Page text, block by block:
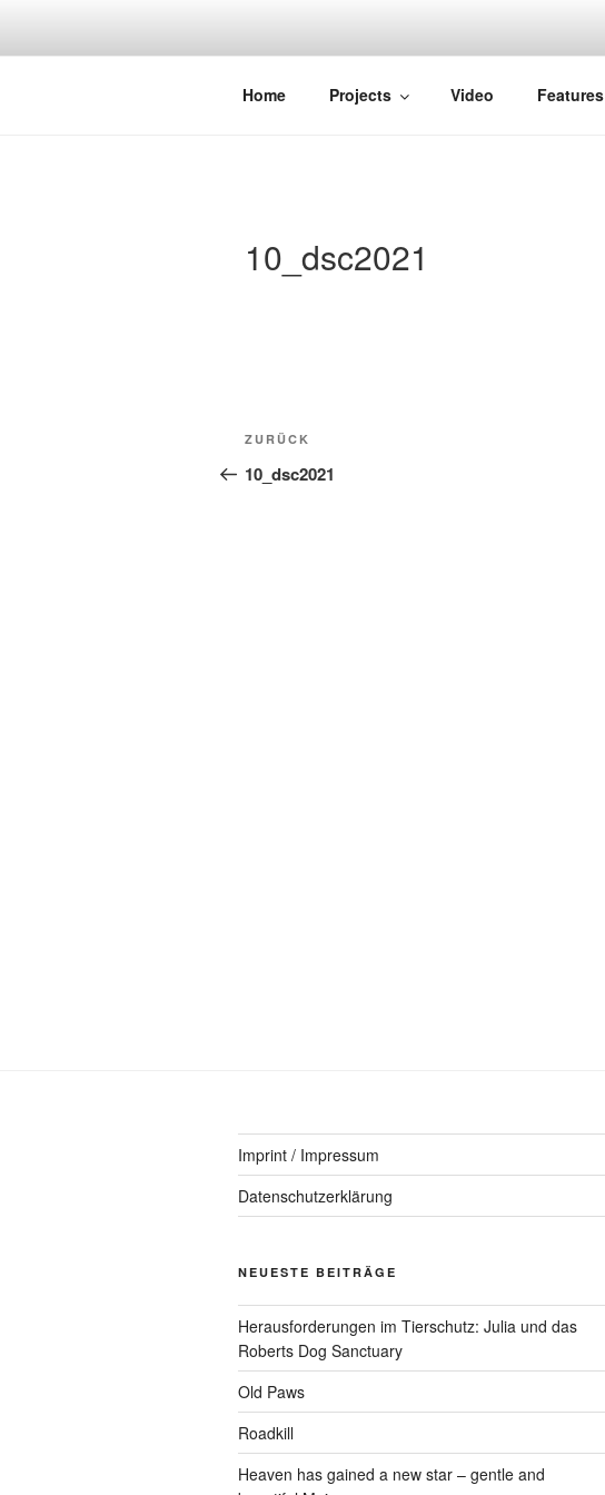
STRAYDOK
Home Projects Video Features
10_dsc2021
Beitragsnavigation
Vorheriger
Beitrag
ZURÜCK
10_dsc2021
Imprint / Impressum
Datenschutzerklärung
NEUESTE BEITRÄGE
Herausforderungen im Tierschutz: Julia und das
Roberts Dog Sanctuary
Old Paws
Roadkill
Heaven has gained a new star – gentle and